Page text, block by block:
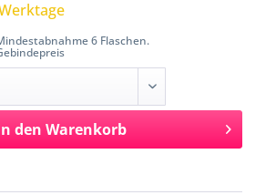
6 Flaschen.
den Warenkorb